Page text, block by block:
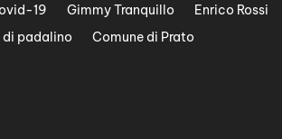
19 Gimmy Tranquillo
Enrico Rossi
di padalino
Comune di Prato